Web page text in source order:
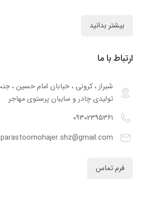
بیشتر بدانید
ارتباط با ما
تولیدی چادر و سایبان پرستوی مهاجر
09302395361
parastoomohajer.shz@gmail.com
فرم تماس